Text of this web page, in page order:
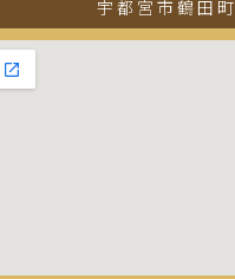
宇都宮市鶴田